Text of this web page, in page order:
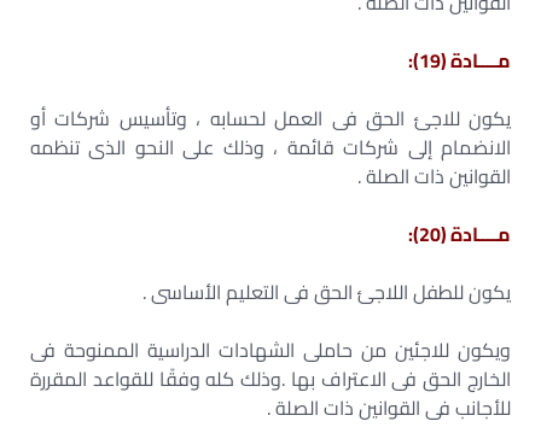
مــــادة (19):
يكون للاجئ الحق فى العمل لحسابه ، وتأسيس شركات أو
الانضمام إلى شركات قائمة ، وذلك على النحو الذى تنظمه
القوانين ذات الصلة .
مــــادة (20):
يكون للطفل اللاجئ الحق فى التعليم الأساسى .
ويكون للاجئين من حاملى الشهادات الدراسية الممنوحة فى
الخارج الحق فى الاعتراف بها .وذلك كله وفقًا للقواعد المقررة
للأجانب فى القوانين ذات الصلة .